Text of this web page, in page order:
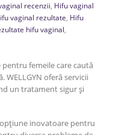
recenzii Hifu vaginal
vaginal rezultate Hifu
hifu vaginal
femeile care caută
WELLGYN oferă servicii
un tratament sigur și
inovatoare pentru